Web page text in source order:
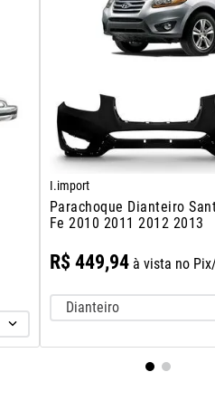
I.import
Parachoque Dianteiro
Fe 2010 2011 2012 2013
R$ 449,94à vista no
Dianteiro